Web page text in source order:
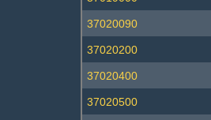
37020090
37020200
37020400
37020500